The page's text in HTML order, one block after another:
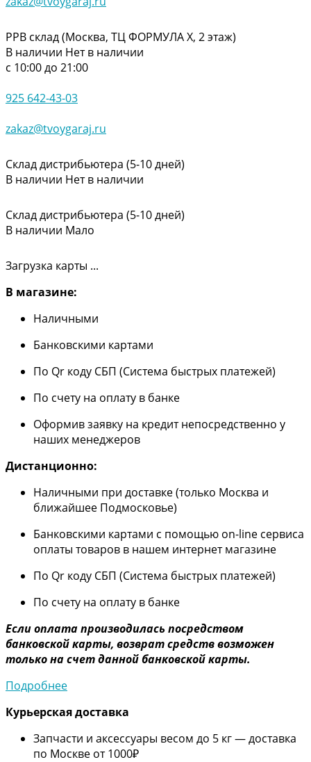
РРВ склад (Москва, ТЦ ФОРМУЛА Х, 2 этаж)
В наличии Нет в наличии
с 10:00 до 21:00
925 642-43-03
zakaz@tvoygaraj.ru
Склад дистрибьютера (5-10 дней)
В наличии Нет в наличии
Склад дистрибьютера (5-10 дней)
В наличии Мало
Загрузка карты ...
В магазине:
Наличными
Банковскими картами
По Qr коду СБП (Система быстрых платежей)
По счету на оплату в банке
Оформив заявку на кредит непосредственно у
наших менеджеров
Дистанционно:
Наличными при доставке (только Москва и
ближайшее Подмосковье)
Банковскими картами с помощью on-line сервиса
оплаты товаров в нашем интернет магазине
По Qr коду СБП (Система быстрых платежей)
По счету на оплату в банке
Если оплата производилась посредством
банковской карты, возврат средств возможен
только на счет данной банковской карты.
Подробнее
Курьерская доставка
Запчасти и аксессуары весом до 5 кг — доставка
по Москве от 1000₽